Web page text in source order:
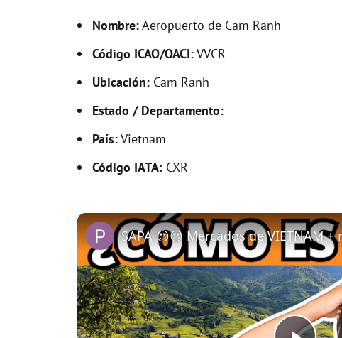
Nombre:Aeropuerto de Cam Ranh
Código ICAO/OACI:VVCR
Ubicación: Cam Ranh
Estado / Departamento: –
País:Vietnam
Código IATA: CXR